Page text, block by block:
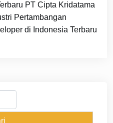
PT Cipta Kridatama
Pertambangan
di Indonesia Terbaru